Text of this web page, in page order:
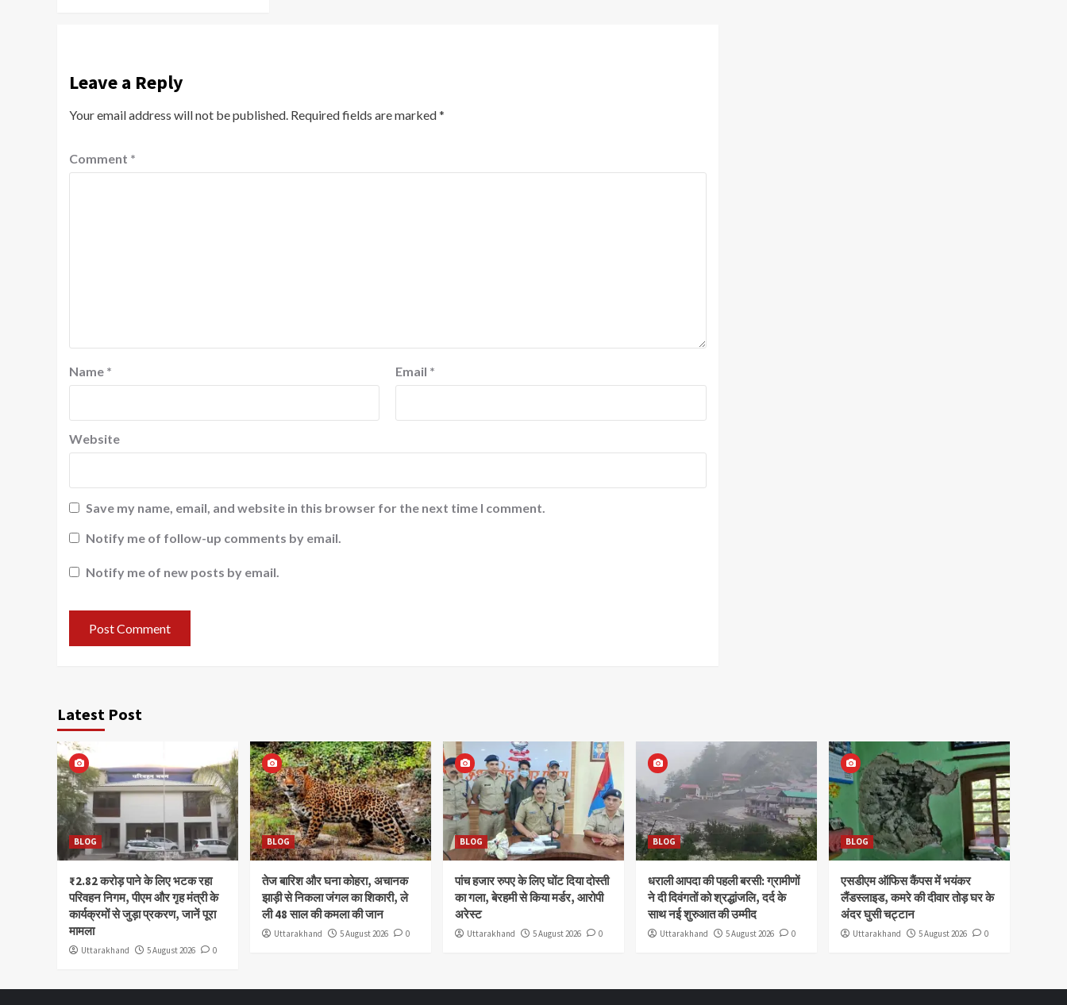
Leave a Reply
Your email address will not be published. Required fields are marked*
Comment *
Name * Email *
Website
Save my name, email, and website in this browser for the next time I comment.
Notify me of follow-up comments by email.
Notify me of new posts by email.
Latest Post
BLOG
₹2.82 करोड़ पाने के लिए भटक रहा
परिवहन निगम, पीएम और गृह मंत्री के
कार्यक्रमों से जुड़ा प्रकरण, जानें पूरा
मामला
Uttarakhand 5 August 2026 0
BLOG
तेज बारिश और घना कोहरा, अचानक
झाड़ी से निकला जंगल का शिकारी, ले
ली 48 साल की कमला की जान
Uttarakhand 5 August 2026 0
BLOG
पांच हजार रुपए के लिए घोंट दिया दोस्ती
का गला, बेरहमी से किया मर्डर, आरोपी
अरेस्ट
Uttarakhand 5 August 2026 0
BLOG
धराली आपदा की पहली बरसी: ग्रामीणों
ने दी दिवंगतों को श्रद्धांजलि, दर्द के
साथ नई शुरुआत की उम्मीद
Uttarakhand 5 August 2026 0
BLOG
एसडीएम ऑफिस कैंपस में भयंकर
लैंडस्लाइड, कमरे की दीवार तोड़ घर के
अंदर घुसी चट्टान
Uttarakhand 5 August 2026 0